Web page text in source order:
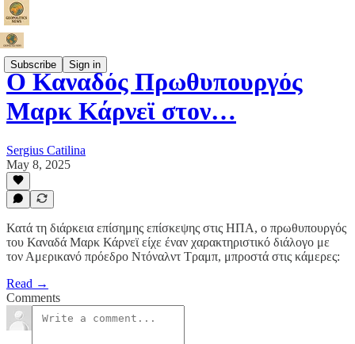
Subscribe Sign in
Ο Καναδός Πρωθυπουργός
Μαρκ Κάρνεϊ στον…
Sergius Catilina
May 8, 2025
Κατά τη διάρκεια επίσημης επίσκεψης στις ΗΠΑ, ο πρωθυπουργός
του Καναδά Μαρκ Κάρνεϊ είχε έναν χαρακτηριστικό διάλογο με
τον Αμερικανό πρόεδρο Ντόναλντ Τραμπ, μπροστά στις κάμερες:
Read →
Comments